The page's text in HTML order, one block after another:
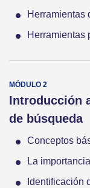
Herramientas
Herramientas
Introducción
de búsqueda
Conceptos
La
Identificación